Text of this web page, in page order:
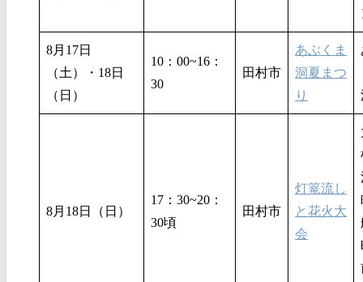
8月17日
（土）・18日
（日）
10：00~16：
30
田村市
あぶくま
洞夏まつ
り
8月18日（日）
17：30~20：
30頃
田村市
灯篭流し
と花火大
会